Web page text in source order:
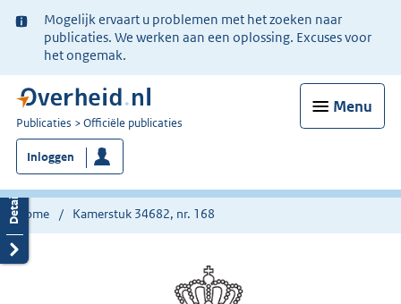
Ter
informatie:
Mogelijk ervaart u problemen met het zoeken naar
publicaties. We werken aan een oplossing. Excuses voor
het ongemak.
Menu
U
bent
nu
hier:
Publicaties Officiële publicaties
Inloggen
Home Kamerstuk 34682, nr. 168